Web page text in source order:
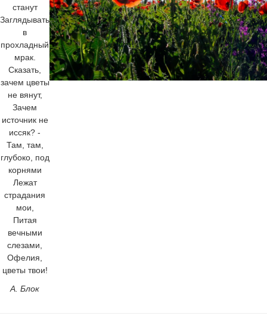
станут
Заглядывать
в
прохладный
мрак.
Сказать,
зачем цветы
не вянут,
Зачем
источник не
иссяк? -
Там, там,
глубоко, под
корнями
Лежат
страдания
мои,
Питая
вечными
слезами,
Офелия,
цветы твои!
А. Блок